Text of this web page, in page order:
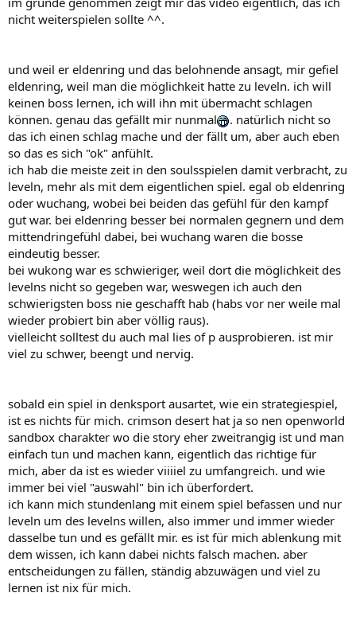
nicht weiterspielen sollte ^^.
und weil er eldenring und das belohnende ansagt, mir gefiel
eldenring, weil man die möglichkeit hatte zu leveln. ich will
keinen boss lernen, ich will ihn mit übermacht schlagen
können. genau das gefällt mir nunmal
. natürlich nicht so
das ich einen schlag mache und der fällt um, aber auch eben
so das es sich "ok" anfühlt.
ich hab die meiste zeit in den soulsspielen damit verbracht, zu
leveln, mehr als mit dem eigentlichen spiel. egal ob eldenring
oder wuchang, wobei bei beiden das gefühl für den kampf
gut war. bei eldenring besser bei normalen gegnern und dem
mittendringefühl dabei, bei wuchang waren die bosse
eindeutig besser.
bei wukong war es schwieriger, weil dort die möglichkeit des
levelns nicht so gegeben war, weswegen ich auch den
schwierigsten boss nie geschafft hab (habs vor ner weile mal
wieder probiert bin aber völlig raus).
vielleicht solltest du auch mal lies of p ausprobieren. ist mir
viel zu schwer, beengt und nervig.
sobald ein spiel in denksport ausartet, wie ein strategiespiel,
ist es nichts für mich. crimson desert hat ja so nen openworld
sandbox charakter wo die story eher zweitrangig ist und man
einfach tun und machen kann, eigentlich das richtige für
mich, aber da ist es wieder viiiiel zu umfangreich. und wie
immer bei viel "auswahl" bin ich überfordert.
ich kann mich stundenlang mit einem spiel befassen und nur
leveln um des levelns willen, also immer und immer wieder
dasselbe tun und es gefällt mir. es ist für mich ablenkung mit
dem wissen, ich kann dabei nichts falsch machen. aber
entscheidungen zu fällen, ständig abzuwägen und viel zu
lernen ist nix für mich.